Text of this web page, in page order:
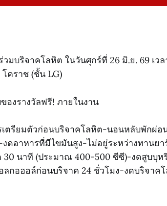
มบริจาคโลหิต ในวันศุกร์ที่ 26 มิ.ย. 69 เว
คราช (ชั้น LG)
องรางวัลฟรี! ภายในงาน
รียมตัวก่อนบริจาคโลหิต-นอนหลับพักผ่อ
ดอาหารที่มีไขมันสูง-ไม่อยู่ระหว่างทานยา
30 นาที (ประมาณ 400-500 ซีซี)-งดสูบบุห
กอฮอล์ก่อนบริจาค 24 ชั่วโมง-งดบริจาค